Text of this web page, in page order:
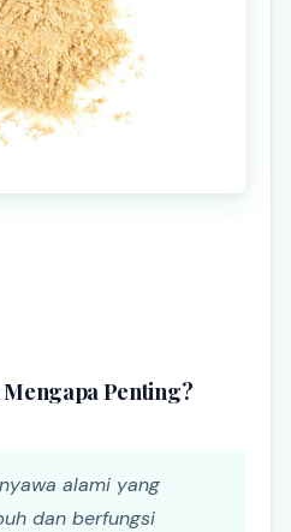
Mengapa Penting?
alami yang
dan berfungsi